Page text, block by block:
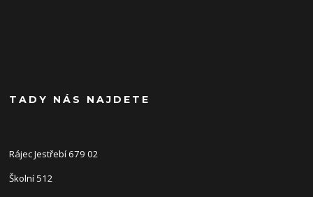
TADY NÁS NAJDETE
Rájec Jestřebí 679 02
Školní 512